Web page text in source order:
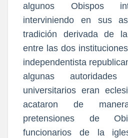
algunos Obispos
interviniendo en sus
tradición derivada de
entre las dos
independentista
algunas
universitarios eran
acataron de
pretensiones de
funcionarios de la